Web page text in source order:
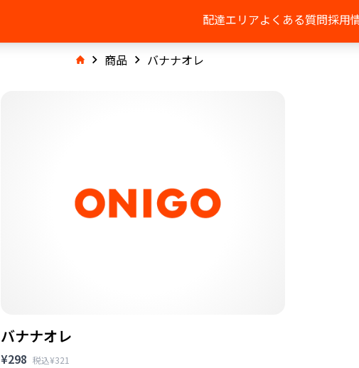
配達エリアよくある質問採用
商品 バナナオレ
バナナオレ
¥298 税込¥321